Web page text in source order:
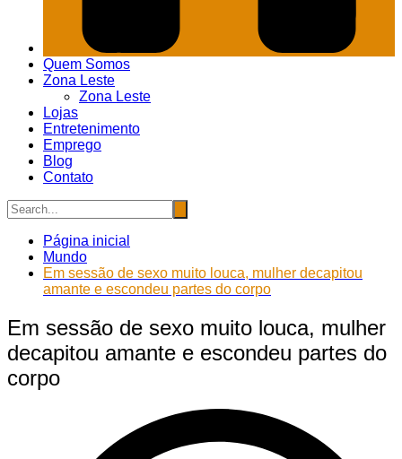
Quem Somos
Zona Leste
Zona Leste
Lojas
Entretenimento
Emprego
Blog
Contato
Página inicial
Mundo
Em sessão de sexo muito louca, mulher decapitou
amante e escondeu partes do corpo
Em sessão de sexo muito louca, mulher
decapitou amante e escondeu partes do
corpo